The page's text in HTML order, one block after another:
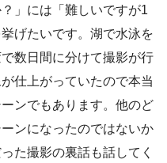
」には「難しいですが1
げたいです。湖で水泳を
数日間に分けて撮影が行
仕上がっていたので本当
ンでもあります。他のど
ンになったのではないか
た撮影の裏話も話してく